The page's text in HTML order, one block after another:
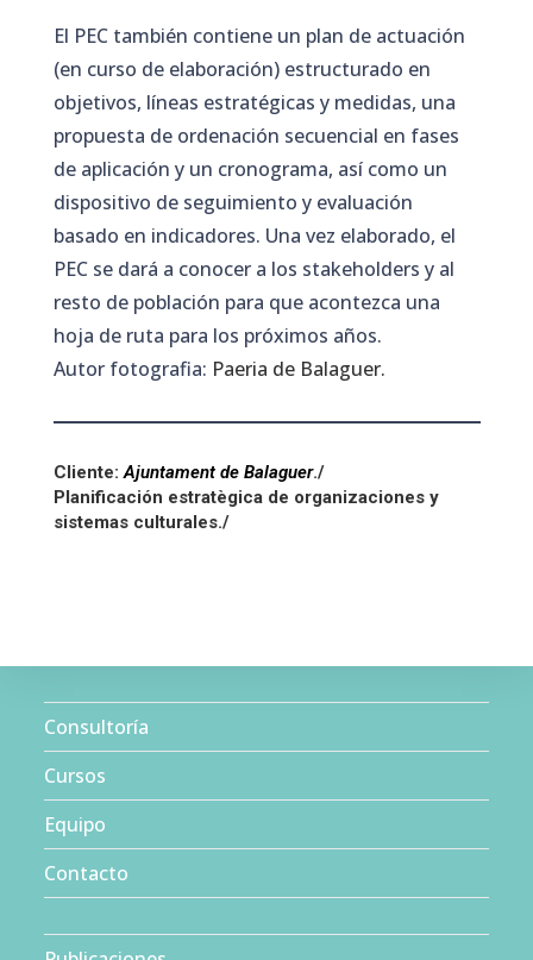
El PEC también contiene un plan de actuación
(en curso de elaboración) estructurado en
objetivos, líneas estratégicas y medidas, una
propuesta de ordenación secuencial en fases
de aplicación y un cronograma, así como un
dispositivo de seguimiento y evaluación
basado en indicadores. Una vez elaborado, el
PEC se dará a conocer a los stakeholders y al
resto de población para que acontezca una
hoja de ruta para los próximos años.
Autor fotografia: Paeria de Balaguer.
Cliente: Ajuntament de Balaguer./
Planificación estratègica de organizaciones y
sistemas culturales./
Consultoría
Cursos
Equipo
Contacto